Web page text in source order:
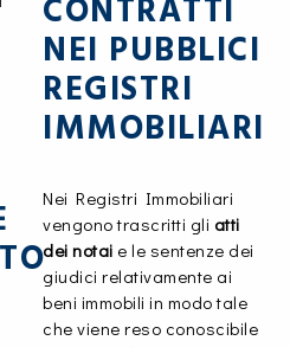
CONTRATTI
NEI PUBBLICI
REGISTRI
IMMOBILIARI
Nei Registri Immobiliari
vengono trascritti gli atti
dei notai e le sentenze dei
giudici relativamente ai
beni immobili in modo tale
che viene reso conoscibile